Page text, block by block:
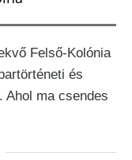
Felső-Kolónia
és
Ahol ma csendes